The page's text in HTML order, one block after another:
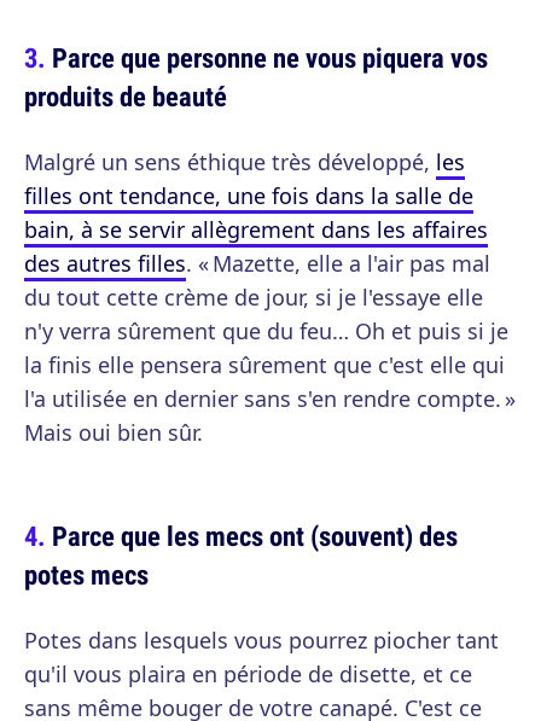
Parce que personne ne vous piquera vos
produits de beauté
Malgré un sens éthique très développé, les
filles ont tendance, une fois dans la salle de
bain, à se servir allègrement dans les affaires
des autres filles. « Mazette, elle a l'air pas mal
du tout cette crème de jour, si je l'essaye elle
n'y verra sûrement que du feu… Oh et puis si je
la finis elle pensera sûrement que c'est elle qui
l'a utilisée en dernier sans s'en rendre compte. »
Mais oui bien sûr.
Parce que les mecs ont (souvent) des
potes mecs
Potes dans lesquels vous pourrez piocher tant
qu'il vous plaira en période de disette, et ce
sans même bouger de votre canapé. C'est ce